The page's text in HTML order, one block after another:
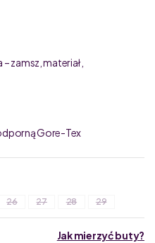
zamsz, materiał,
Gore-Tex
26 27 28 29
Jak mierzyć buty?